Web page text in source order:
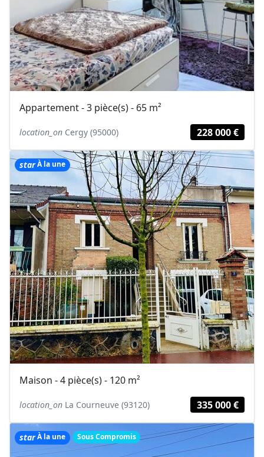
Appartement - 3 pièce(s) - 65 m²
location_on Cergy (95000) 228 000 €
starÀ la une
Maison - 4 pièce(s) - 120 m²
location_on La Courneuve (93120) 335 000 €
starÀ la une Sous Compromis